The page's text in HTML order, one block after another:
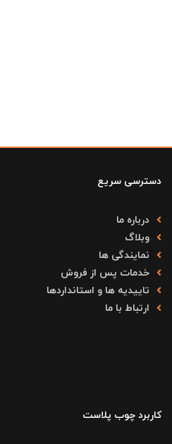
دسترسی سریع
درباره ما
وبلاگ
نمایندگی ها
خدمات پس از فروش
تاییدیه ها و استانداردها
ارتباط با ما
کاربرد چوب پلاست